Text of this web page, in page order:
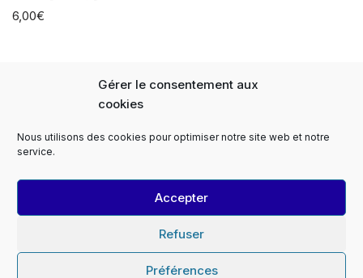
Gérer le consentement aux
cookies
Nous utilisons des cookies pour optimiser notre site web et notre
service.
Accepter
Refuser
Préférences
6,00€
Panier FAQs
Notre Histoire
Le Monopati Newsletter
Devis
Mentions légales
Politique de cookies (EU)